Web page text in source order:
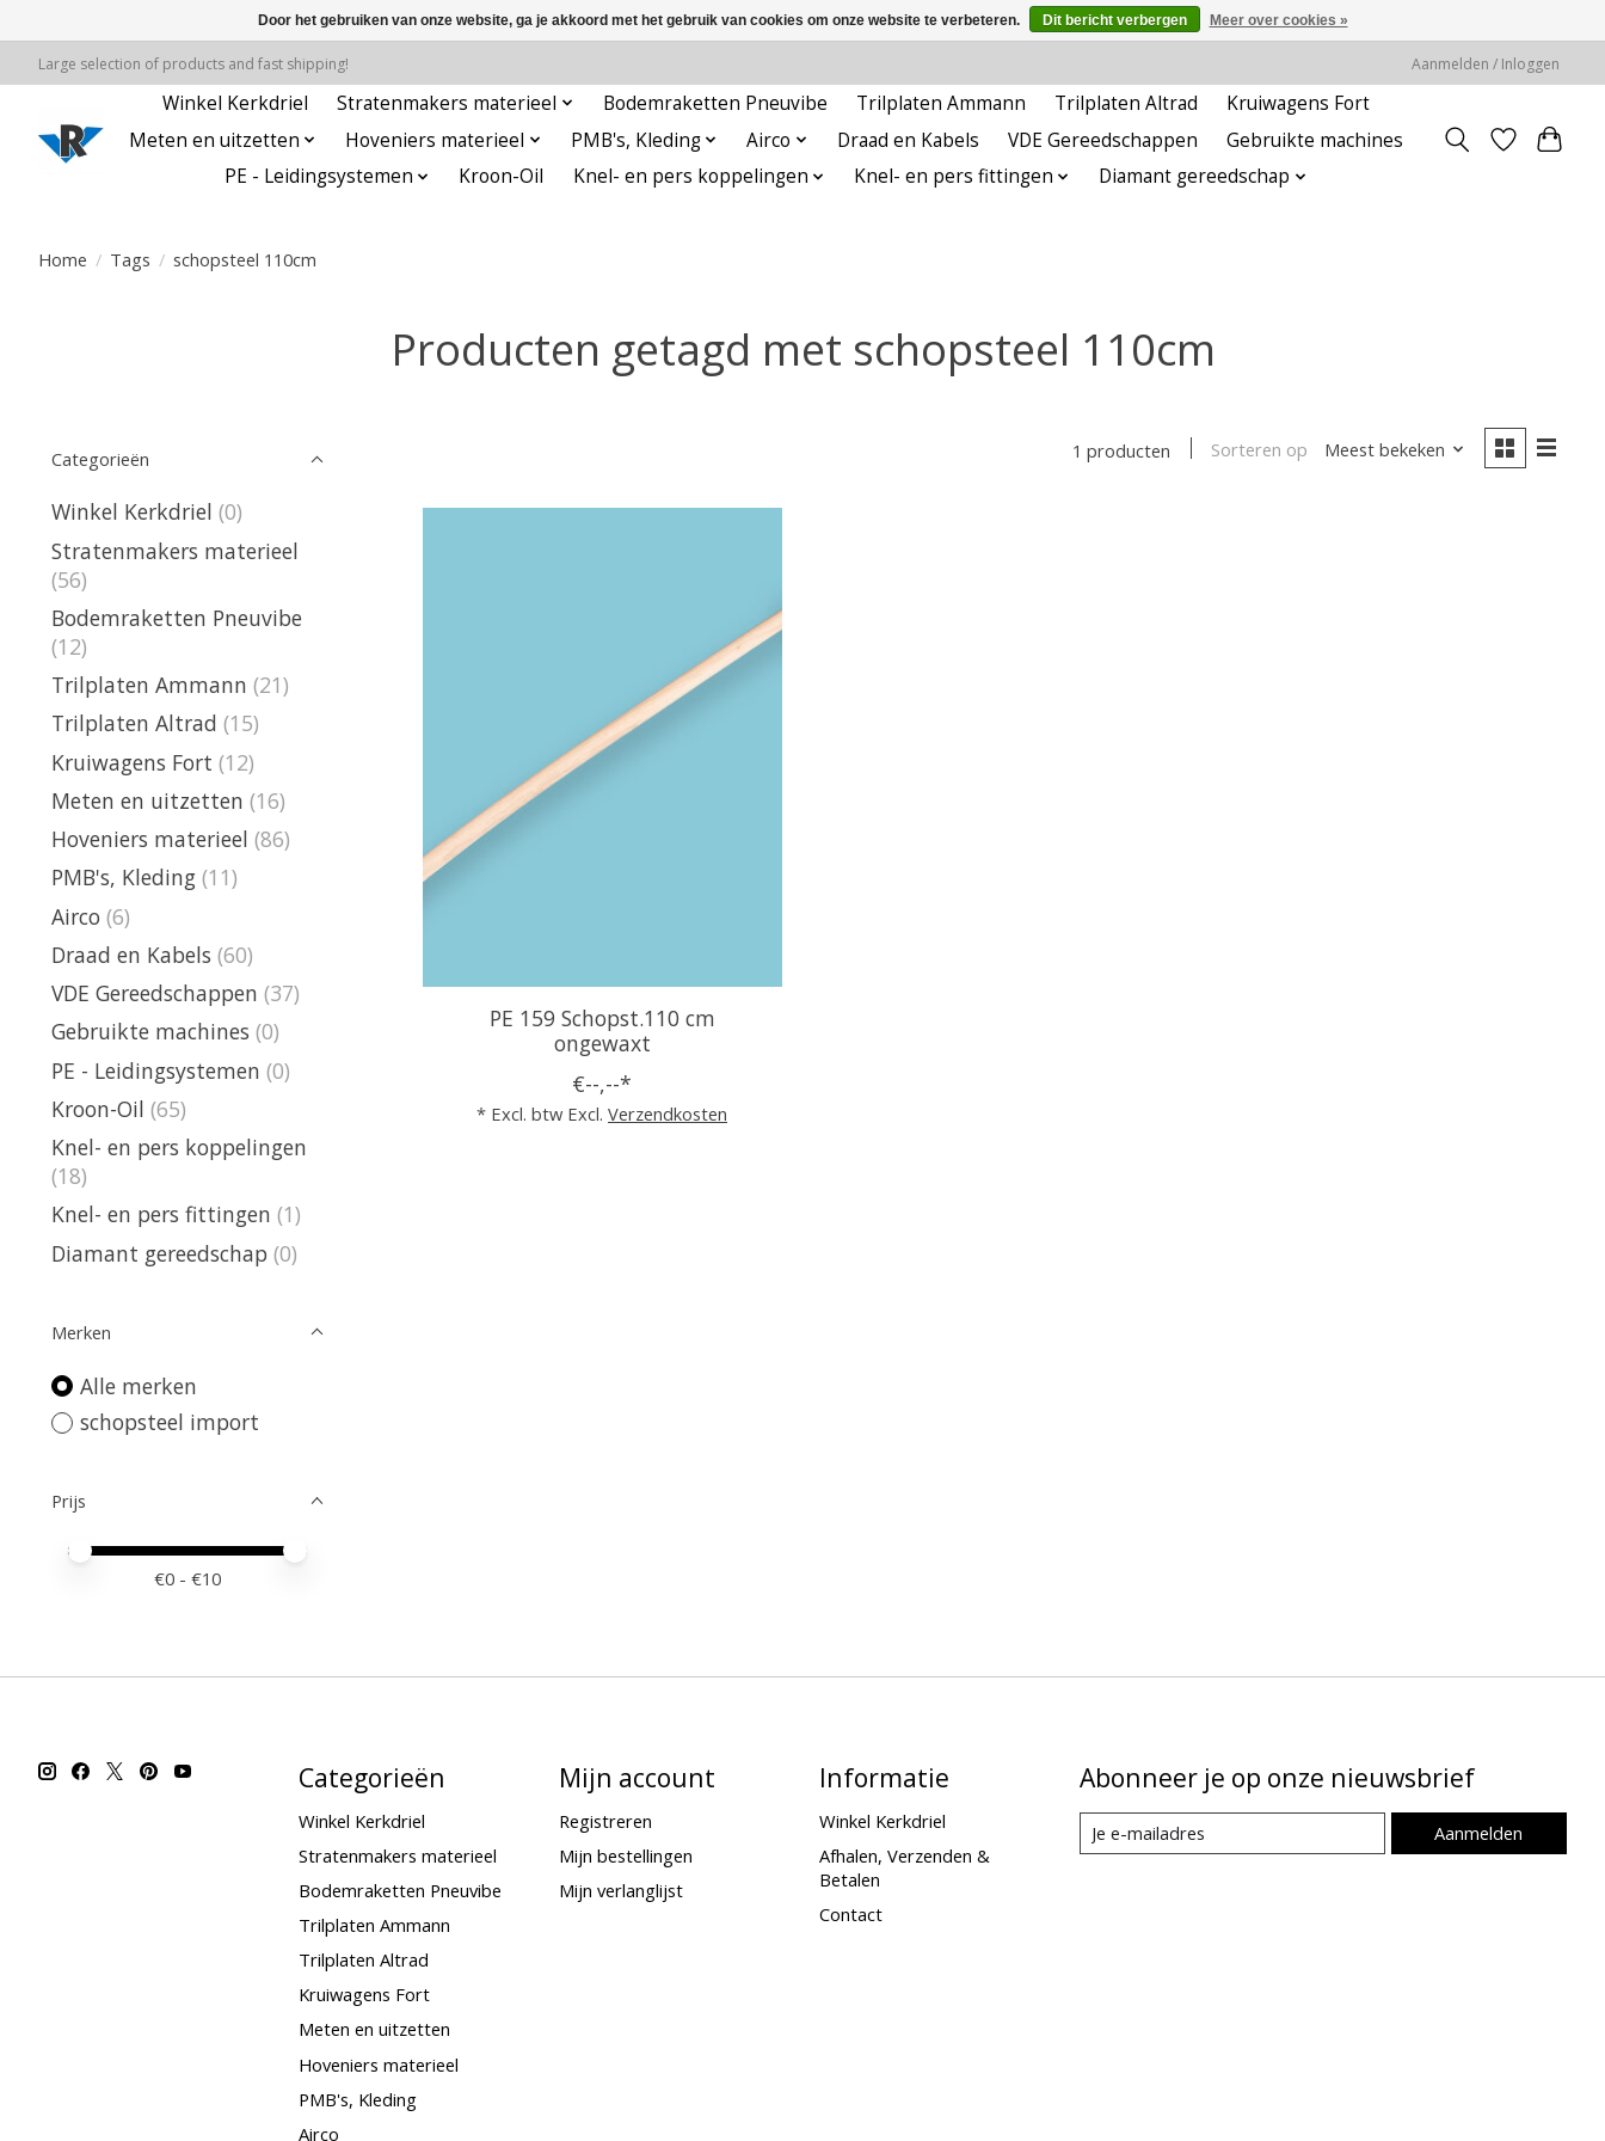
Large selection of products and fast shipping! Aanmelden / Inloggen
Winkel Kerkdriel Stratenmakers materieel Bodemraketten Pneuvibe Trilplaten Ammann Trilplaten Altrad
Kruiwagens Fort
Meten en uitzetten
Hoveniers materieel PMB's, Kleding Airco Draad en Kabels VDE Gereedschappen
Gebruikte machines
PE - Leidingsystemen
Kroon-Oil Knel- en pers koppelingen Knel- en pers fittingen Diamant gereedschap
Home / Tags / schopsteel 110cm
Producten getagd met schopsteel 110cm
Categorieën
Winkel Kerkdriel (0)
Stratenmakers materieel
(56)
Bodemraketten Pneuvibe
(12)
Trilplaten Ammann (21)
Trilplaten Altrad (15)
Kruiwagens Fort (12)
Meten en uitzetten (16)
Hoveniers materieel (86)
PMB's, Kleding (11)
Airco (6)
Draad en Kabels (60)
VDE Gereedschappen (37)
Gebruikte machines (0)
PE - Leidingsystemen (0)
Kroon-Oil (65)
Knel- en pers koppelingen
(18)
Knel- en pers fittingen (1)
Diamant gereedschap (0)
Merken
Alle merken
schopsteel import
Prijs
Minimale prijswaarde
Price maximum value
€0 - €10
1 producten Sorteren op Meest bekeken
PE 159 Schopst.110 cm
ongewaxt
€--,--*
* Excl. btw Excl.Verzendkosten
Categorieën
Winkel Kerkdriel
Stratenmakers materieel
Bodemraketten Pneuvibe
Trilplaten Ammann
Trilplaten Altrad
Kruiwagens Fort
Meten en uitzetten
Hoveniers materieel
PMB's, Kleding
Airco
Mijn account
Registreren
Mijn bestellingen
Mijn verlanglijst
Informatie
Winkel Kerkdriel
Afhalen, Verzenden &
Betalen
Contact
Abonneer je op onze nieuwsbrief
Aanmelden
Door het gebruiken van onze website, ga je akkoord met het gebruik van cookies om onze website te verbeteren. Dit bericht verbergen Meer over cookies »